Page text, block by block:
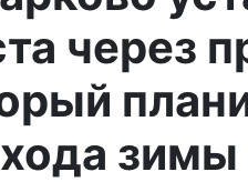
через
зимы